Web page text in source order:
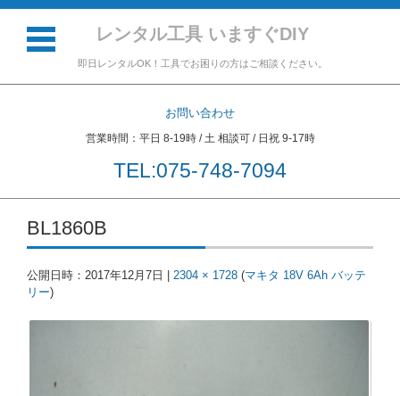
レンタル工具 いますぐDIY
即日レンタルOK！工具でお困りの方はご相談ください。
お問い合わせ
営業時間：平日 8-19時 / 土 相談可 / 日祝 9-17時
TEL:075-748-7094
コンテンツに移動
BL1860B
公開日時： 2017年12月7日 2304 × 1728 (マキタ 18V 6Ah バッテ
リー)